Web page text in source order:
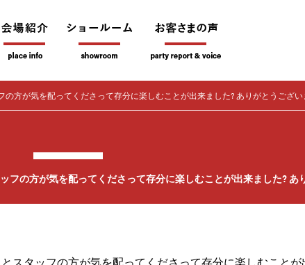
方が気を配ってくださって存分に楽しむことが出来ました? ありがとうござい
の方が気を配ってくださって存分に楽しむことが出来ました? あ